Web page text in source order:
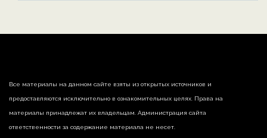
Все материалы на данном сайте взяты из открытых источников и
предоставляются исключительно в ознакомительных целях. Права на
материалы принадлежат их владельцам. Администрация сайта
ответственности за содержание материала не несет.